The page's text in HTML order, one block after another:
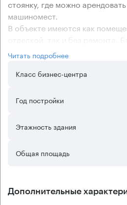
стоянку, где можно
машиномест.
В объекте имеются как
отделкой, так и без ремонта.
современной приточно-
мощной системе центрального
деловом комплексе удается
эффективной рабочей
лучше.
Читать подробнее
Класс бизнес-центра
Год постройки
Этажность здания
Общая площадь
Дополнительные